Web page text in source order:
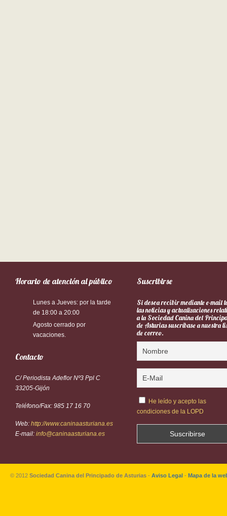
Horario de atención al público
Lunes a Jueves: por la tarde
de 18:00 a 20:00
Agosto cerrado por
vacaciones.
Contacto
C/ Periodista Adeflor Nº3 Ppl C
33205-Gijón
Teléfono/Fax: 985 17 16 70
Web: http://www.caninaasturiana.es
E-mail: info@caninaasturiana.es
Suscribirse
Si desea recibir mediante e-mail
las noticias y actualizaciones
a la Sociedad Canina del
de Asturias suscríbase a nuestra
de correo.
He leído y acepto las
condiciones de la LOPD
© 2012 Sociedad Canina del Principado de Asturias - Aviso Legal - Mapa de la